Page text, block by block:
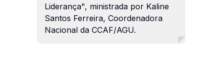
Liderança", ministrada por Kaline
Santos Ferreira, Coordenadora
Nacional da CCAF/AGU.